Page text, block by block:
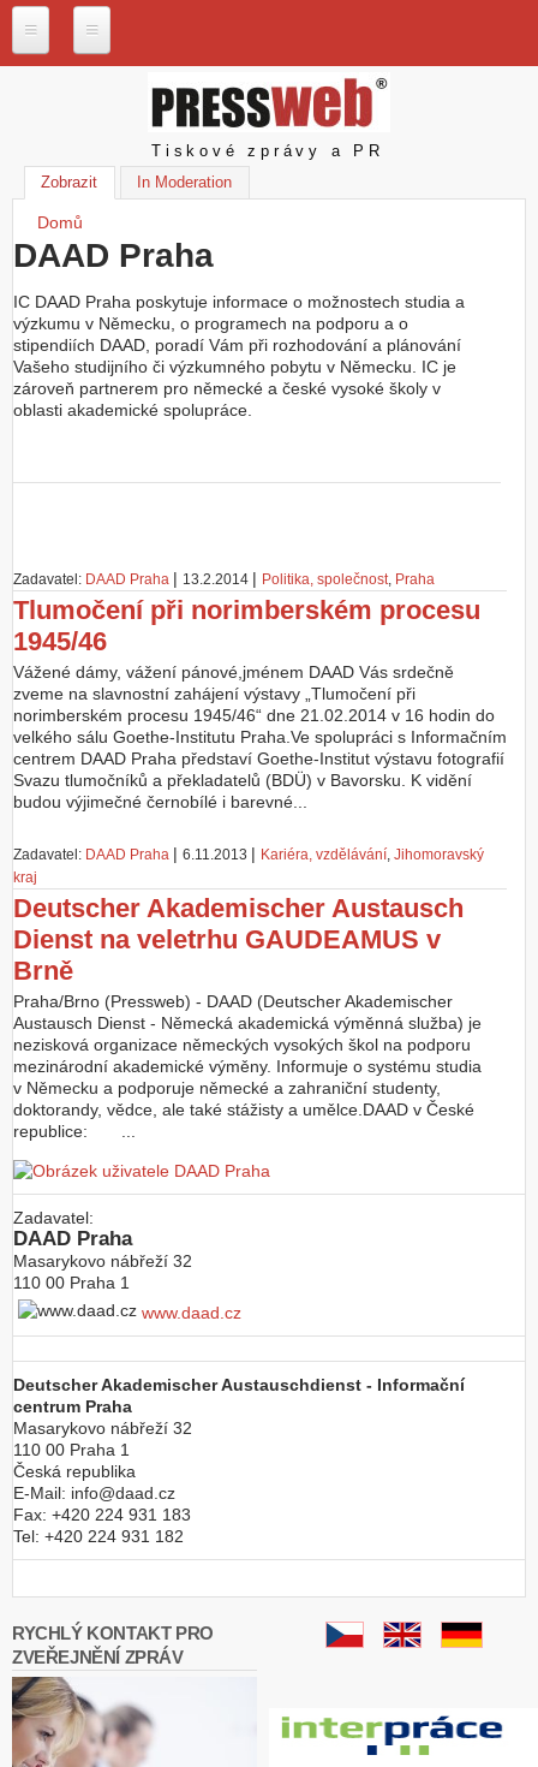
P
w
b
.
c
N
a
š
e
s
ž
Z
a
l
o
ž
i
t
ú
č
e
t
Pressweb
Tiskové zprávy a PR
Zobrazit (aktivní záložka)
In Moderation
Jste zde
Domů
DAAD Praha
IC DAAD Praha poskytuje informace o možnostech studia a
výzkumu v Německu, o programech na podporu a o
stipendiích DAAD, poradí Vám při rozhodování a plánování
Vašeho studijního či výzkumného pobytu v Německu. IC je
zároveň partnerem pro německé a české vysoké školy v
oblasti akademické spolupráce.
Zadavatel: DAAD Praha | 13.2.2014 | Politika, společnost, Praha
Tlumočení při norimberském procesu
1945/46
Vážené dámy, vážení pánové,jménem DAAD Vás srdečně
zveme na slavnostní zahájení výstavy „Tlumočení při
norimberském procesu 1945/46“ dne 21.02.2014 v 16 hodin do
velkého sálu Goethe-Institutu Praha.Ve spolupráci s Informačním
centrem DAAD Praha představí Goethe-Institut výstavu fotografií
Svazu tlumočníků a překladatelů (BDÜ) v Bavorsku. K vidění
budou výjimečné černobílé i barevné...
Zadavatel: DAAD Praha | 6.11.2013 | Kariéra, vzdělávání, Jihomoravský
kraj
Deutscher Akademischer Austausch
Dienst na veletrhu GAUDEAMUS v
Brně
Praha/Brno (Pressweb) - DAAD (Deutscher Akademischer
Austausch Dienst - Německá akademická výměnná služba) je
nezisková organizace německých vysokých škol na podporu
mezinárodní akademické výměny. Informuje o systému studia
v Německu a podporuje německé a zahraniční studenty,
doktorandy, vědce, ale také stážisty a umělce.DAAD v České
republice: ...
Zadavatel:
DAAD Praha
Masarykovo nábřeží 32
110 00 Praha 1
www.daad.cz
Deutscher Akademischer Austauschdienst - Informační
centrum Praha
Masarykovo nábřeží 32
110 00 Praha 1
Česká republika
E-Mail: info@daad.cz
Fax: +420 224 931 183
Tel: +420 224 931 182
RYCHLÝ KONTAKT PRO
ZVEŘEJNĚNÍ ZPRÁV